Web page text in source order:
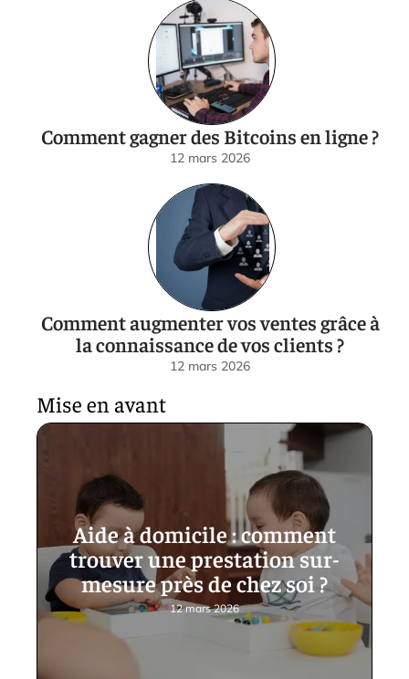
Comment gagner des Bitcoins en ligne ?
12 mars 2026
Comment augmenter vos ventes grâce à
la connaissance de vos clients ?
12 mars 2026
Mise en avant
Aide à domicile : comment
trouver une prestation sur-
mesure près de chez soi ?
12 mars 2026